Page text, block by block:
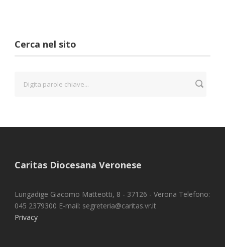
Cerca nel sito
Caritas Diocesana Veronese
Lungadige Giacomo Matteotti, 8 - 37126 - Verona Telefono:
045 2379300 E-mail: segreteria@caritas.vr.it
Privacy